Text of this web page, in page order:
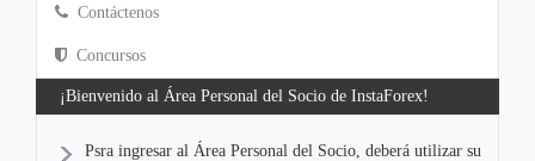
Contáctenos
Concursos
¡Bienvenido al Área Personal del Socio de InstaForex!
Psra ingresar al Área Personal del Socio, deberá utilizar su